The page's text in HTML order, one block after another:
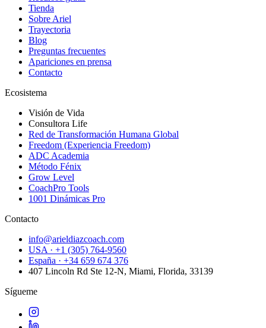
Tienda
Sobre Ariel
Trayectoria
Blog
Preguntas frecuentes
Apariciones en prensa
Contacto
Ecosistema
Visión de Vida
Consultora Life
Red de Transformación Humana Global
Freedom (Experiencia Freedom)
ADC Academia
Método Fénix
Grow Level
CoachPro Tools
1001 Dinámicas Pro
Contacto
info@arieldiazcoach.com
USA · +1 (305) 764-9560
España · +34 659 674 376
407 Lincoln Rd Ste 12-N, Miami, Florida, 33139
Sígueme